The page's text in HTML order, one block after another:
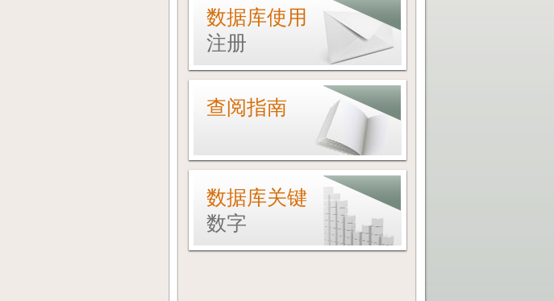
数据库使用
注册
查阅指南
数据库关键
数字